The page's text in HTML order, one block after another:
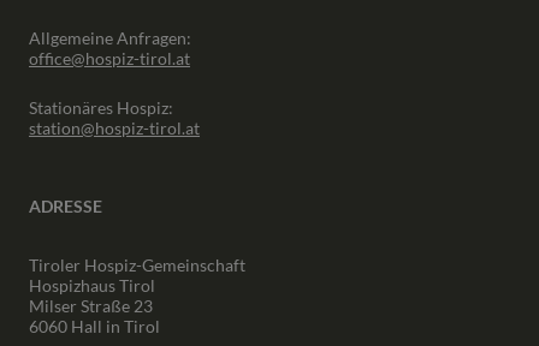
Allgemeine Anfragen:
office@hospiz-tirol.at
Stationäres Hospiz:
station@hospiz-tirol.at
ADRESSE
Tiroler Hospiz-Gemeinschaft
Hospizhaus Tirol
Milser Straße 23
6060 Hall in Tirol